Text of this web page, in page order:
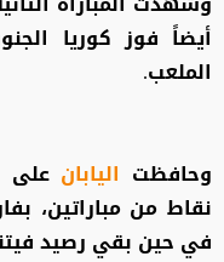
الملعب.
وحافظت اليابان
نقاط من مباراتين،
في حين بقي رصيد